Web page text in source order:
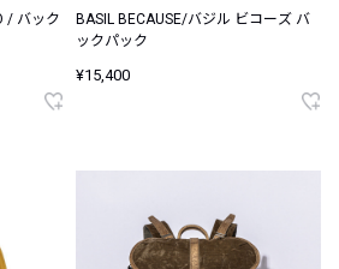
/ バック
BASIL BECAUSE/バジル ビコーズ バ
ックパック
¥15,400